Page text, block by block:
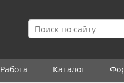
Работа Каталог